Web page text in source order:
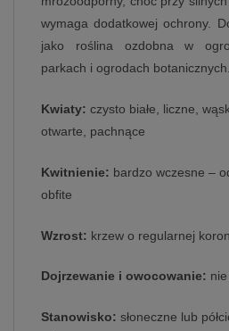
wymaga dodatkowej ochrony.
jako roślina ozdobna w
parkach i ogrodach botanicznych.
Kwiaty: czysto białe, liczne,
otwarte, pachnące
Kwitnienie: bardzo wczesne –
obfite
Wzrost: krzew o regularnej
Dojrzewanie i owocowanie:
Stanowisko: słoneczne lub